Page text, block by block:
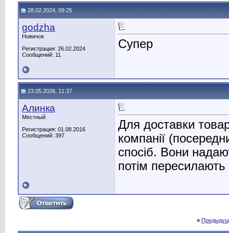
28.02.2024, 09:25
godzha
Новичок
Регистрация: 26.02.2024
Сообщений: 11
Супер
23.05.2026, 11:37
Алинка
Местный
Регистрация: 01.08.2016
Сообщений: 397
Для доставки
компанії
спосіб. Вони
потім
«